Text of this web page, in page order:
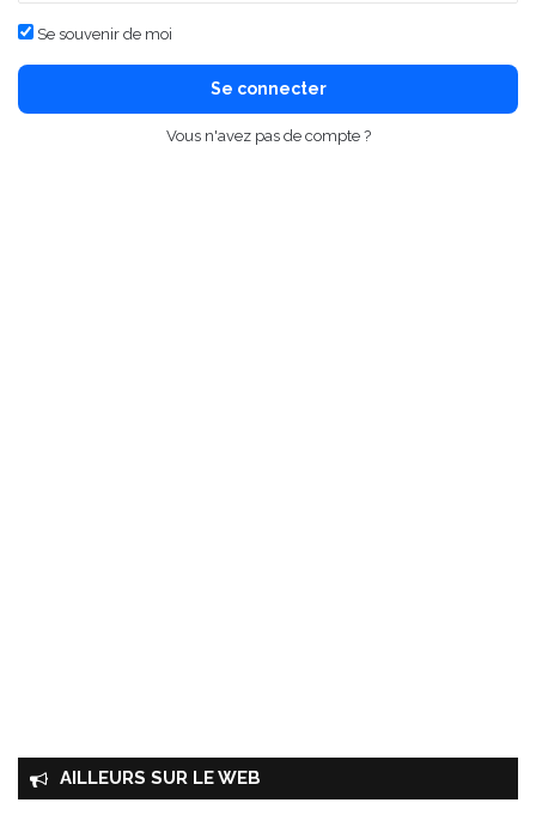
Se souvenir de moi
Se connecter
Vous n'avez pas de compte ?
AILLEURS SUR LE WEB